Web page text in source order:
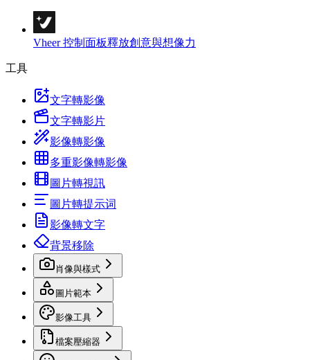
Vheer 控制面板釋放創意與想像力
工具
文字轉影像
文字轉影片
影像轉影像
多重影像轉影像
圖片轉視訊
圖片轉提示词
影像轉文字
背景移除
肖像與樣式
圖片範本
影像工具
檔案壓縮器